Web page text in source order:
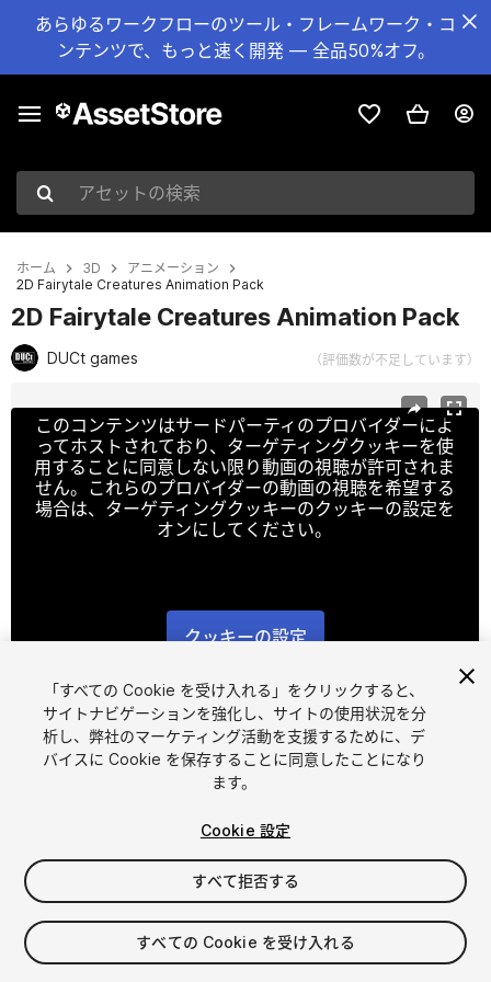
あらゆるワークフローのツール・フレームワーク・コ
ンテンツで、もっと速く開発 — 全品50%オフ。
アセットの検索
ホーム 3D
アニメーション
2D Fairytale Creatures Animation Pack
2D Fairytale Creatures Animation Pack
DUCt games （評価数が不足しています）
このコンテンツはサードパーティのプロバイダーによ
ってホストされており、ターゲティングクッキーを使
用することに同意しない限り動画の視聴が許可されま
せん。これらのプロバイダーの動画の視聴を希望する
場合は、ターゲティングクッキーのクッキーの設定を
オンにしてください。
クッキーの設定
FREE
マイアセットに追加する
「すべての Cookie を受け入れる」をクリックすると、
サイトナビゲーションを強化し、サイトの使用状況を分
析し、弊社のマーケティング活動を支援するために、デ
バイスに Cookie を保存することに同意したことになり
ます。
Cookie 設定
すべて拒否する
すべての Cookie を受け入れる